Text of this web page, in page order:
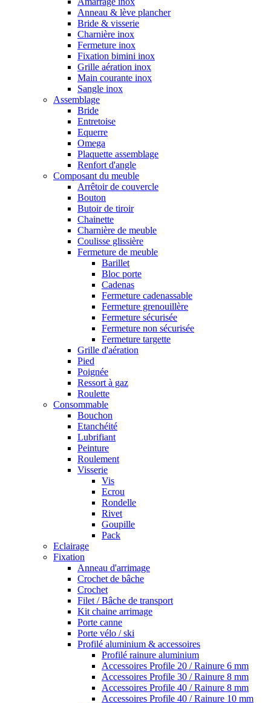
Anneau & lève plancher
Bride & visserie
Charnière inox
Fermeture inox
Fixation bimini inox
Grille aération inox
Main courante inox
Sangle inox
Assemblage
Bride
Entretoise
Equerre
Omega
Plaquette assemblage
Renfort d'angle
Composant du meuble
Arrêtoir de couvercle
Bouton
Butoir de tiroir
Chainette
Charnière de meuble
Coulisse glissière
Fermeture de meuble
Barillet
Bloc porte
Cadenas
Fermeture cadenassable
Fermeture grenouillère
Fermeture sécurisée
Fermeture non sécurisée
Fermeture targette
Grille d'aération
Pied
Poignée
Ressort à gaz
Roulette
Consommable
Bouchon
Etanchéité
Lubrifiant
Peinture
Roulement
Visserie
Vis
Ecrou
Rondelle
Rivet
Goupille
Pack
Eclairage
Fixation
Anneau d'arrimage
Crochet de bâche
Crochet
Filet / Bâche de transport
Kit chaine arrimage
Porte canne
Porte vélo / ski
Profilé aluminium & accessoires
Profilé rainure aluminium
Accessoires Profile 20 / Rainure 6 mm
Accessoires Profile 30 / Rainure 8 mm
Accessoires Profile 40 / Rainure 8 mm
Accessoires Profile 40 / Rainure 10 mm